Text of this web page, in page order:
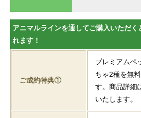
アニマルラインを通してご購入いただく
れます！
ご成約特典①
プレミアムペ
ちゃ2種を無
す。商品詳細
いたします。